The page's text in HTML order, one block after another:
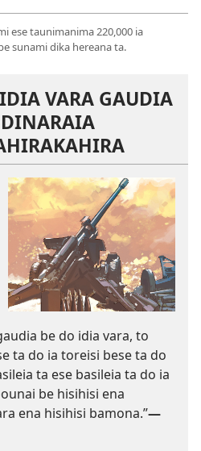
ese taunimanima 220,000 ia
sunami dika hereana ta.
VARA GAUDIA
be do idia vara, to
ta do ia toreisi bese ta do
ta ese basileia ta do ia
be hisihisi ena
ena hisihisi bamona.”​—